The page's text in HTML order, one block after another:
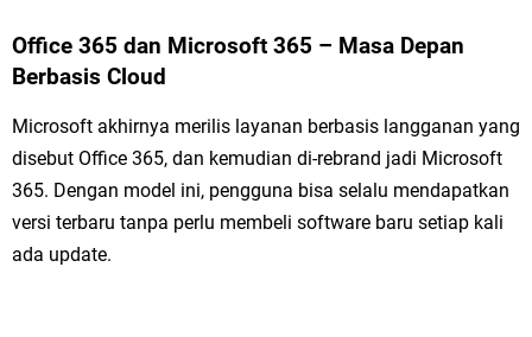
Office 365 dan Microsoft 365 – Masa Depan
Berbasis Cloud
Microsoft akhirnya merilis layanan berbasis langganan yang
disebut Office 365, dan kemudian di-rebrand jadi Microsoft
365. Dengan model ini, pengguna bisa selalu mendapatkan
versi terbaru tanpa perlu membeli software baru setiap kali
ada update.